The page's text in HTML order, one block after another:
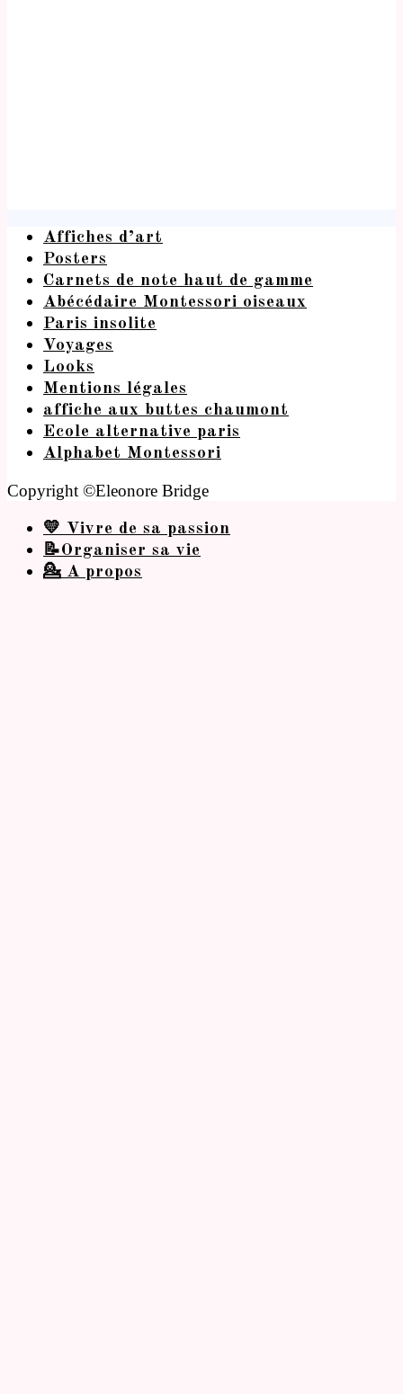
Affiches d’art
Posters
Carnets de note haut de gamme
Abécédaire Montessori oiseaux
Paris insolite
Voyages
Looks
Mentions légales
affiche aux buttes chaumont
Ecole alternative paris
Alphabet Montessori
Copyright ©Eleonore Bridge
💛 Vivre de sa passion
📝Organiser sa vie
💁 A propos